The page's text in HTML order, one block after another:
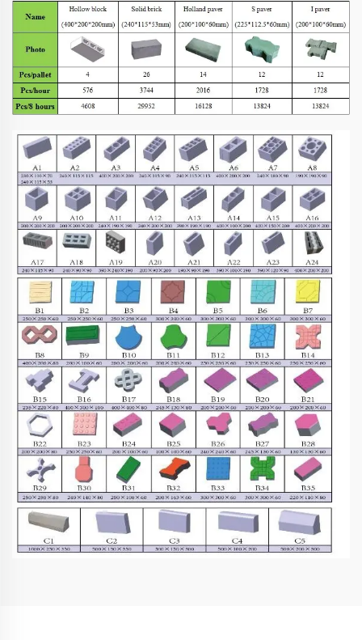
Көмүр Жасоо
Машинеси